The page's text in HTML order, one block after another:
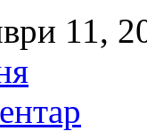
11,